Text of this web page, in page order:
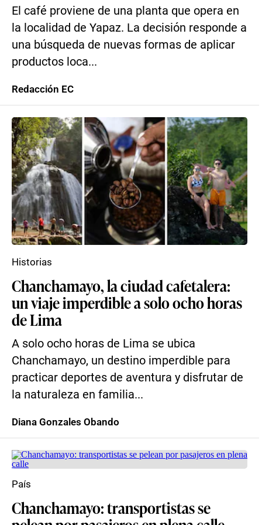
El café proviene de una planta que opera en
la localidad de Yapaz. La decisión responde a
una búsqueda de nuevas formas de aplicar
productos loca...
Redacción EC
Chanchamayo, la ciudad cafetalera:
un viaje imperdible a solo ocho horas
de Lima
A solo ocho horas de Lima se ubica
Chanchamayo, un destino imperdible para
practicar deportes de aventura y disfrutar de
la naturaleza en familia...
Historias
Diana Gonzales Obando
Chanchamayo: transportistas se
País